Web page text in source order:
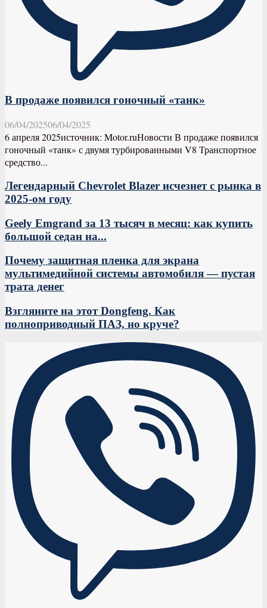
В продаже появился гоночный «танк»
06/04/202506/04/2025
6 апреля 2025источник: Motor.ruНовости В продаже появился
гоночный «танк» с двумя турбированными V8 Транспортное
средство...
Легендарный Chevrolet Blazer исчезнет с рынка в
2025-ом году
Geely Emgrand за 13 тысяч в месяц: как купить
большой седан на...
Почему защитная пленка для экрана
мультимедийной системы автомобиля — пустая
трата денег
Взгляните на этот Dongfeng. Как
полноприводный ПАЗ, но круче?